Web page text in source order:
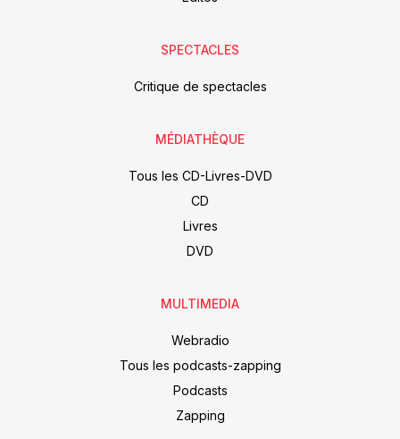
SPECTACLES
Critique de spectacles
MÉDIATHÈQUE
Tous les CD-Livres-DVD
CD
Livres
DVD
MULTIMEDIA
Webradio
Tous les podcasts-zapping
Podcasts
Zapping